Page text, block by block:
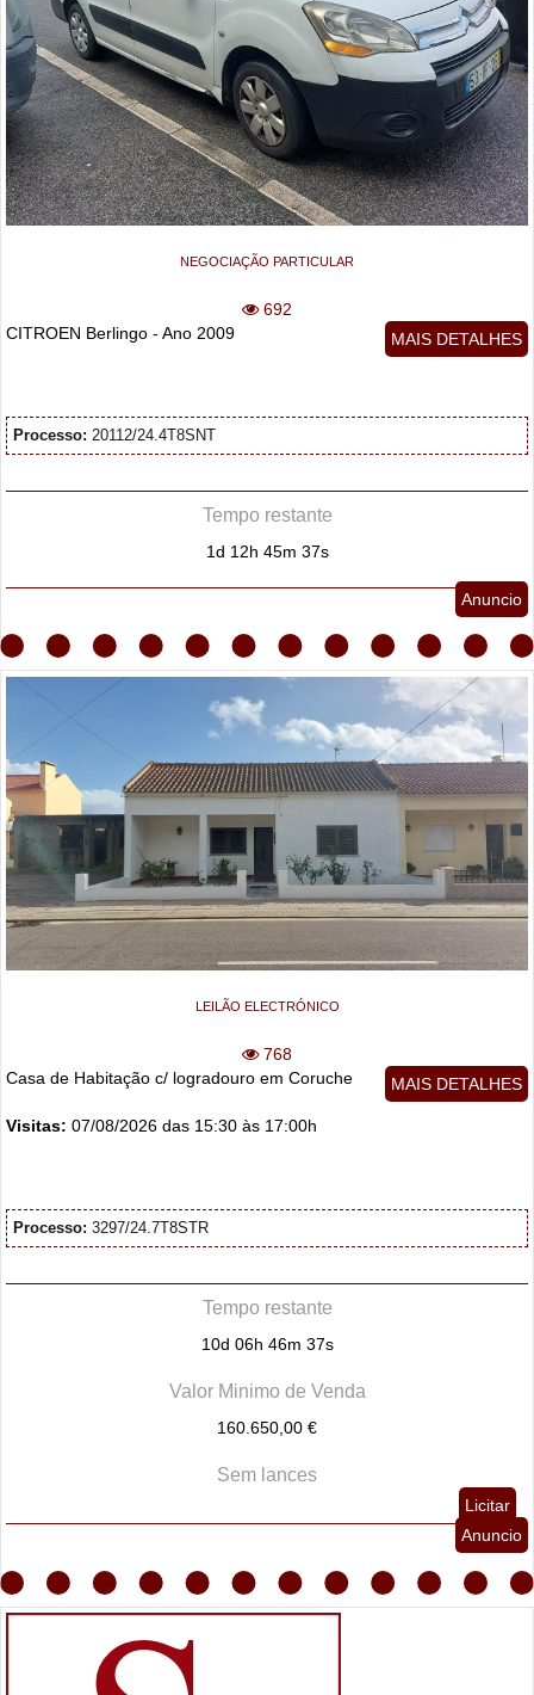
NEGOCIAÇÃO PARTICULAR
692
MAIS DETALHES
CITROEN Berlingo - Ano 2009
Processo: 20112/24.4T8SNT
Tempo restante
1d 12h 45m 36s
Anuncio
LEILÃO ELECTRÓNICO
768
MAIS DETALHES
Casa de Habitação c/ logradouro em Coruche
Visitas: 07/08/2026 das 15:30 às 17:00h
Processo: 3297/24.7T8STR
Tempo restante
10d 06h 46m 36s
Valor Minimo de Venda
160.650,00 €
Sem lances
Licitar
Anuncio